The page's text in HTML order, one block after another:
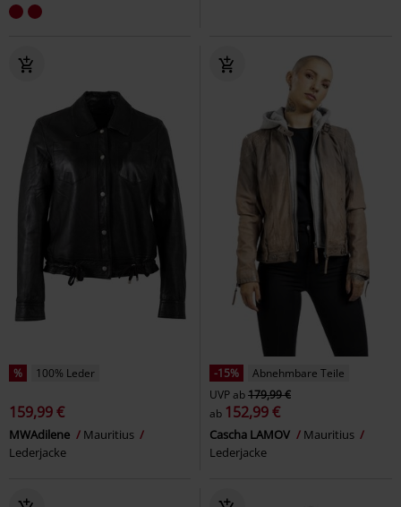
% 100% Leder
159,99 €
MWAdilene
Mauritius
Lederjacke
-15%
Abnehmbare Teile
UVPab179,99 €
ab 152,99 €
Cascha LAMOV
Mauritius
Lederjacke